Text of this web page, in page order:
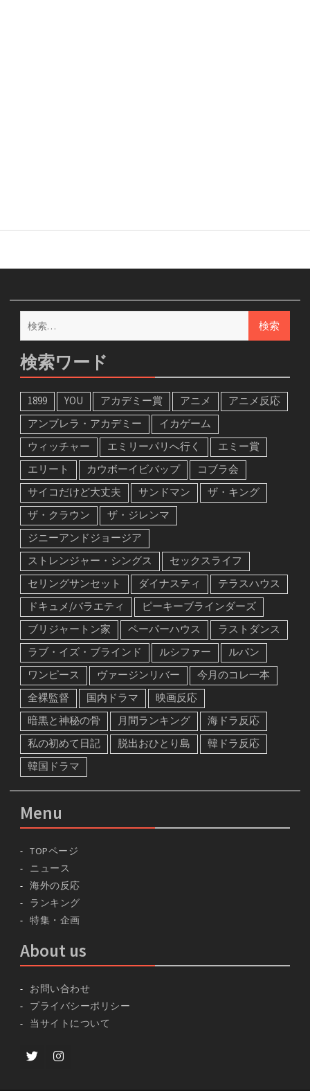
検
索:
検索ワード
1899 YOU アカデミー賞 アニメ
アニメ反応
アンブレラ・アカデミー
イカゲーム
ウィッチャー
エミリーパリへ行く
エミー賞
エリート
カウボーイビバップ
コブラ会
サイコだけど大丈夫
サンドマン
ザ・キング
ザ・クラウン
ザ・ジレンマ
ジニーアンドジョージア
ストレンジャー・シングス
セックスライフ
セリングサンセット
ダイナスティ
テラスハウス
ドキュメ/バラエティ
ピーキーブラインダーズ
ブリジャートン家
ペーパーハウス
ラストダンス
ラブ・イズ・ブラインド
ルシファー
ルパン
ワンピース
ヴァージンリバー
今月のコレ一本
全裸監督
国内ドラマ
映画反応
暗黒と神秘の骨
月間ランキング
海ドラ反応
私の初めて日記
脱出おひとり島
韓ドラ反応
韓国ドラマ
Menu
TOPページ
ニュース
海外の反応
ランキング
特集・企画
About us
お問い合わせ
プライバシーポリシー
当サイトについて